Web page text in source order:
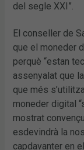
del segle XXI”.
El conseller de
que el moneder
perquè “estan
assenyalat que
que més
moneder digital
mostrat
esdevindrà la
capdavanter en